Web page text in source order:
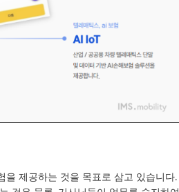
을 제공하는 것을 목표로 삼고 있습니다.